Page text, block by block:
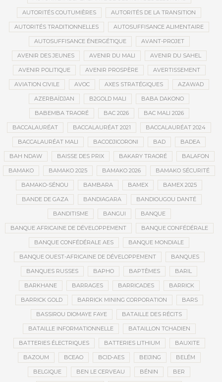
AUTORITÉS COUTUMIÈRES AUTORITÉS DE LA TRANSITION
AUTORITÉS TRADITIONNELLES AUTOSUFFISANCE ALIMENTAIRE
AUTOSUFFISANCE ÉNERGÉTIQUE AVANT-PROJET
AVENIR DES JEUNES AVENIR DU MALI AVENIR DU SAHEL
AVENIR POLITIQUE AVENIR PROSPÈRE AVERTISSEMENT
AVIATION CIVILE AVOC AXES STRATÉGIQUES AZAWAD
AZERBAÏDJAN B2GOLD MALI BABA DAKONO
BABEMBA TRAORÉ BAC 2026 BAC MALI 2026
BACCALAURÉAT BACCALAURÉAT 2021 BACCALAURÉAT 2024
BACCALAURÉAT MALI BACODJICORONI BAD BADEA
BAH NDAW BAISSE DES PRIX BAKARY TRAORÉ BALAFON
BAMAKO BAMAKO 2025 BAMAKO 2026 BAMAKO SÉCURITÉ
BAMAKO-SÉNOU BAMBARA BAMEX BAMEX 2025
BANDE DE GAZA BANDIAGARA BANDIOUGOU DANTÉ
BANDITISME BANGUI BANQUE
BANQUE AFRICAINE DE DÉVELOPPEMENT BANQUE CONFÉDÉRALE
BANQUE CONFÉDÉRALE AES BANQUE MONDIALE
BANQUE OUEST-AFRICAINE DE DÉVELOPPEMENT BANQUES
BANQUES RUSSES BAPHO BAPTÊMES BARIL
BARKHANE BARRAGES BARRICADES BARRICK
BARRICK GOLD BARRICK MINING CORPORATION BARS
BASSIROU DIOMAYE FAYE BATAILLE DES RÉCITS
BATAILLE INFORMATIONNELLE BATAILLON TCHADIEN
BATTERIES ÉLECTRIQUES BATTERIES LITHIUM BAUXITE
BAZOUM BCEAO BCID-AES BEIJING BELÉM
BELGIQUE BEN LE CERVEAU BÉNIN BER